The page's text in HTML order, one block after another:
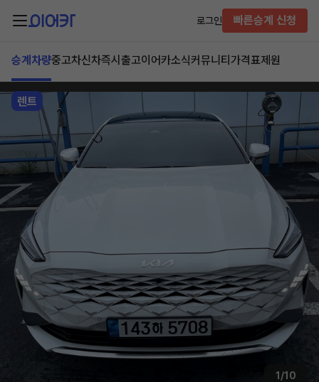
로그인 빠른승계 신청
승계차량중고차신차즉시출고이어카소식커뮤니티 가격표제원
렌트
1/10